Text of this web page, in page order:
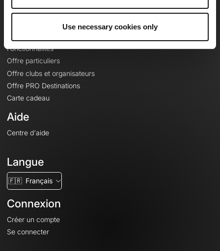
Use necessary cookies only
Fonctionnalités
Offre particuliers
Offre clubs et organisateurs
Offre PRO Destinations
Carte cadeau
Aide
Centre d'aide
Langue
🇫🇷 Français
Connexion
Créer un compte
Se connecter